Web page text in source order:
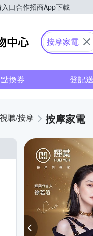
口合作招商App下載
Yahoo購物中心
按摩家電
點換券 登記送
聽/按摩 按摩家電